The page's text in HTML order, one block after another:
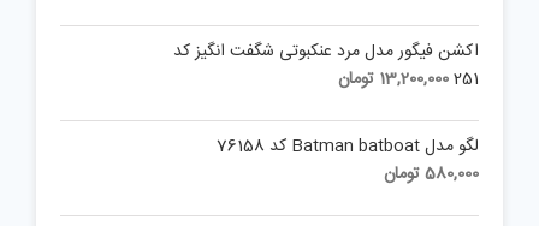
اکشن فیگور مدل مرد عنکبوتی شگفت انگیز کد
251
13,200,000 تومان
لگو مدل Batman batboat کد 76158
580,000تومان